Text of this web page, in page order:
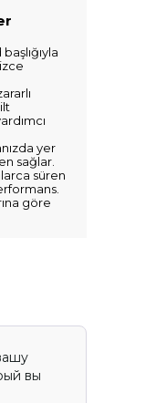
yer
sağlar.
süren
göre
вы